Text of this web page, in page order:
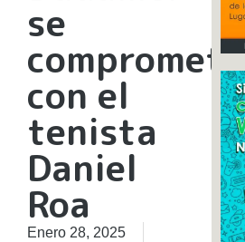
se
compromete
con el
tenista
Daniel
Roa
Enero 28, 2025